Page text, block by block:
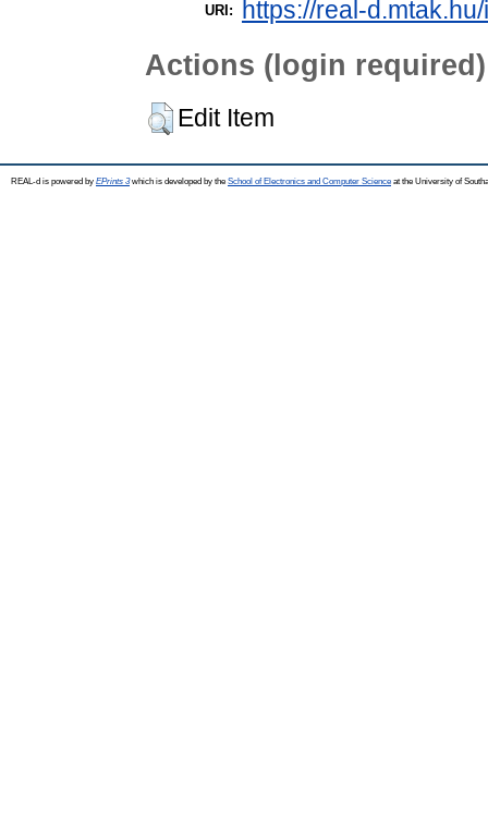
URI: https://real-
Actions (login required)
Edit Item
REAL-d is powered by EPrints 3which is developed by the School of Electronics and Computer Science at the University of